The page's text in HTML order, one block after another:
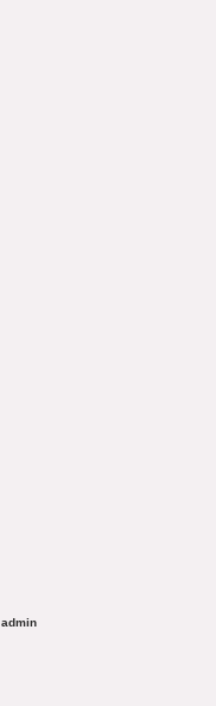
admin